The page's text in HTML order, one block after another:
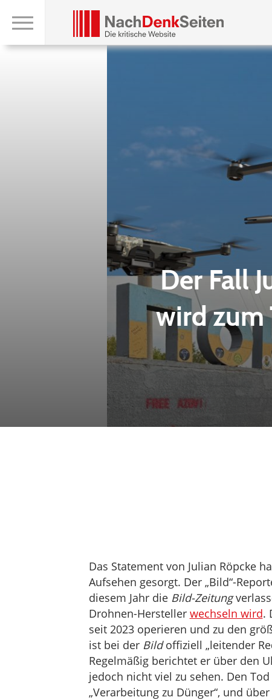
Der Fall
wird zum
Das Statement von Julian Röpcke
Aufsehen gesorgt. Der „Bild“-
diesem Jahr die Bild-Zeitung
Drohnen-Hersteller wechseln wird.
seit 2023 operieren und zu den
ist bei der Bildoffiziell „leitender
Regelmäßig berichtet er über den
jedoch nicht viel zu sehen. Den
„Verarbeitung zu Dünger“, und